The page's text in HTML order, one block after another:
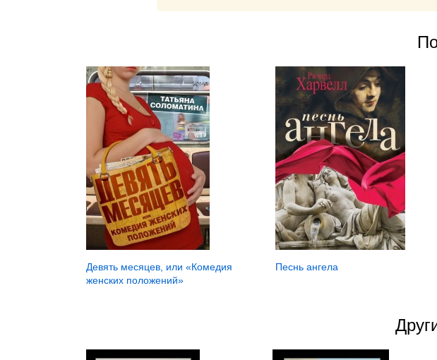
Девять месяцев, или «Комедия
женских положений»
Песнь ангела